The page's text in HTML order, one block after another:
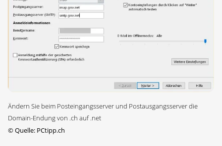
Ändern Sie beim Posteingangsserver und Postausgangsserver die
Domain-Endung von .ch auf .net
©Quelle: PCtipp.ch